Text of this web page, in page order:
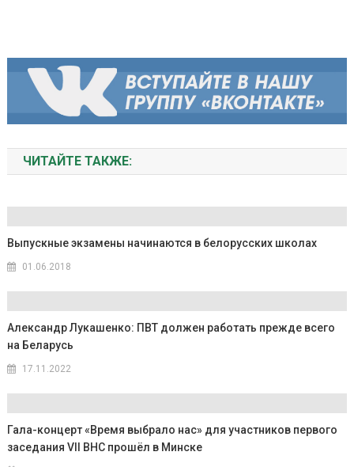
ЧИТАЙТЕ ТАКЖЕ:
Выпускные экзамены начинаются в белорусских школах
01.06.2018
Александр Лукашенко: ПВТ должен работать прежде всего
на Беларусь
17.11.2022
Гала-концерт «Время выбрало нас» для участников первого
заседания VII ВНС прошёл в Минске